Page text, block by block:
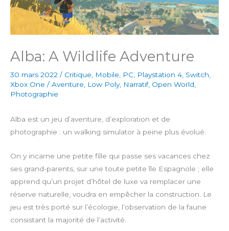
Alba: A Wildlife Adventure
30 mars 2022 / Critique Mobile PC Playstation 4 Switch
Xbox One / Aventure Low Poly, Narratif, Open World
Photographie
Alba est un jeu d’aventure, d’exploration et de
photographie : un walking simulator à peine plus évolué.
On y incarne une petite fille qui passe ses vacances chez
ses grand-parents, sur une toute petite île Espagnole ; elle
apprend qu’un projet d’hôtel de luxe va remplacer une
réserve naturelle, voudra en empêcher la construction. Le
jeu est très porté sur l’écologie, l’observation de la faune
consistant la majorité de l’activité.